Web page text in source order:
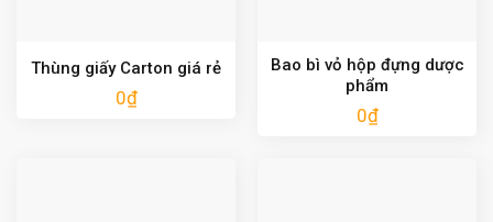
Thùng giấy Carton giá rẻ
0₫
Bao bì vỏ hộp đựng dược
phẩm
0₫